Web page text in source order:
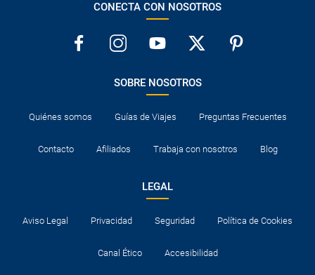
CONECTA CON NOSOTROS
SOBRE NOSOTROS
Quiénes somos Guías de Viajes Preguntas Frecuentes
Contacto Afiliados Trabaja con nosotros Blog
LEGAL
Aviso Legal Privacidad Seguridad Política de Cookies
Canal Ético Accesibilidad